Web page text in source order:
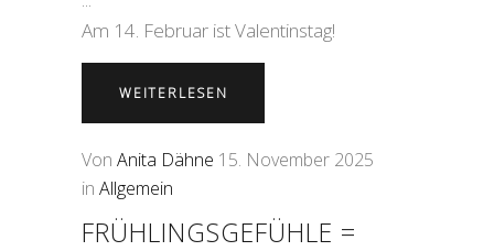
Am 14. Februar ist Valentinstag!
WEITERLESEN
Von Anita Dähne 15. November 2025
in Allgemein
FRÜHLINGSGEFÜHLE =